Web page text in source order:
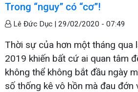
Trong “nguy” có “cơ”!
Lê Đức Dục | 29/02/2020 - 07:49
Thời sự của hơn một tháng qua
2019 khiến bất cứ ai quan tâm
không thể không bắt đầu ngày
số thống kê vô hồn mà đau đớn